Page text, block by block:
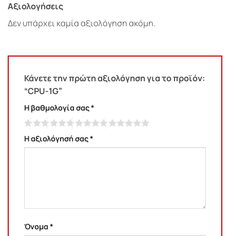
Αξιολογήσεις
Δεν υπάρχει καμία αξιολόγηση ακόμη.
Κάνετε την πρώτη αξιολόγηση για το προϊόν:
“CPU-1G”
Η βαθμολογία σας*
Η αξιολόγησή σας*
Όνομα*